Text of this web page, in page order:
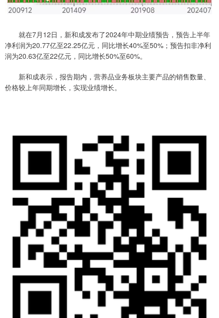
就在7月12日，新和成发布了2024年中期业绩预告，预告上半年
净利润为20.77亿至22.25亿元，同比增长40%至50%；预告扣非净利
润为20.63亿至22亿元，同比增长50%至60%。
新和成表示，报告期内，营养品业务板块主要产品的销售数量、
价格较上年同期增长，实现业绩增长。